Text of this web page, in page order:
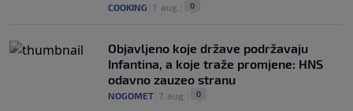
COOKING 7. aug. 0
Objavljeno koje države podržavaju
Infantina, a koje traže promjene: HNS
odavno zauzeo stranu
NOGOMET 7. aug. 0